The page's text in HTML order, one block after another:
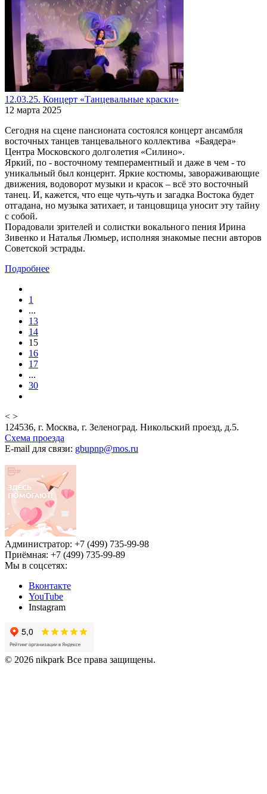
12.03.25. Концерт «Танцевальные краски»
12 марта 2025
Сегодня на сцене пансионата состоялся концерт ансамбля
восточных танцев танцевального коллектива «Баядера»
Центра Московского долголетия «Силино».
Яркий, по - восточному темпераментный и даже в чем - то
уникальный был концернт. Яркие костюмы, завораживающие
движения, водоворот музыки и красок – всё это восточный
танец. И, кажется, что еще чуть-чуть и загадка Востока будет
отгадана, но музыка затихает, и танцовщица уносит эту тайну
с собой.
Порадовали зрителей и солистки вокального пения Ирина
Зивенко и Наталья Люмьер, исполняя знакомые песни авторов
Советской эстрады.
Подробнее
1
...
13
14
15
16
17
...
30
< >
124536, г. Москва, г. Зеленоград. Никольский проезд, д.5.
Схема проезда
E-mail для связи: gbupnp@mos.ru
Администратор: +7 (499) 735-99-98
Приёмная: +7 (499) 735-99-89
Мы в соцсетях:
Вконтакте
YouTube
Instagram
© 2026 nikpark Все права защищены.